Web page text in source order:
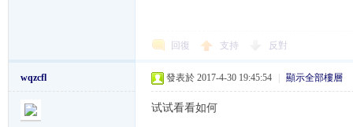
回復 支持 反對
wqzcfl 發表於 2017-4-30 19:45:54 顯示全部樓層
试试看看如何